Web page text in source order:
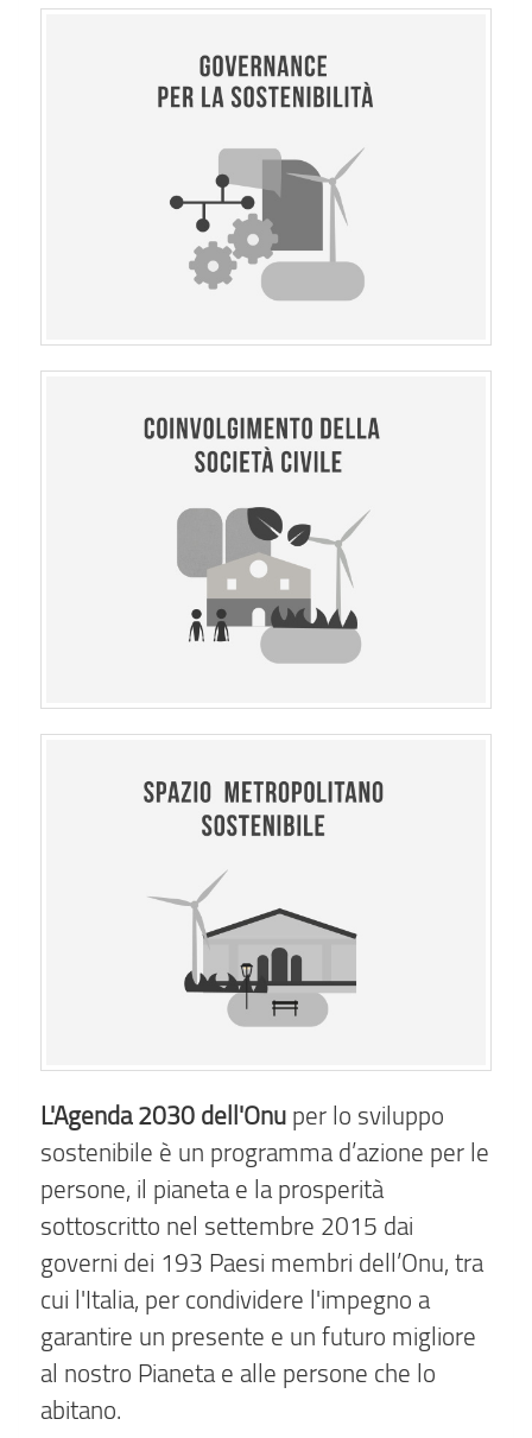
L'Agenda 2030 dell'Onu per lo sviluppo
sostenibile è un programma d’azione per le
persone, il pianeta e la prosperità
sottoscritto nel settembre 2015 dai
governi dei 193 Paesi membri dell’Onu, tra
cui l'Italia, per condividere l'impegno a
garantire un presente e un futuro migliore
al nostro Pianeta e alle persone che lo
abitano.